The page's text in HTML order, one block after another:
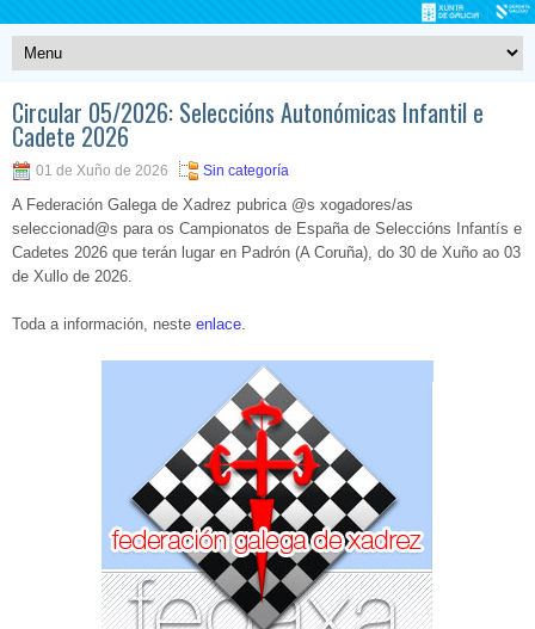
Circular 05/2026: Seleccións Autonómicas Infantil e
Cadete 2026
01 de Xuño de 2026 Sin categoría
A Federación Galega de Xadrez pubrica @s xogadores/as
seleccionad@s para os Campionatos de España de Seleccións Infantís e
Cadetes 2026 que terán lugar en Padrón (A Coruña), do 30 de Xuño ao 03
de Xullo de 2026.
Toda a información, neste enlace.